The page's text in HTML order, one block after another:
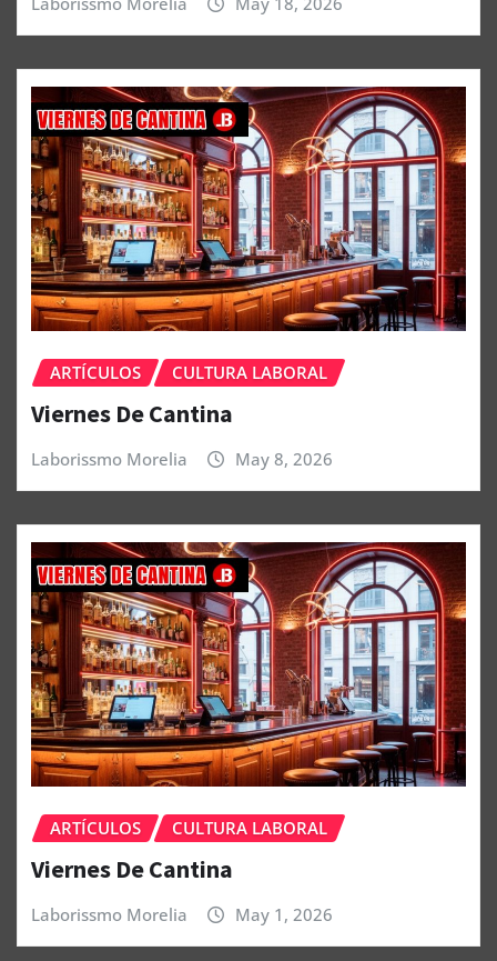
ARTÍCULOS CULTURA LABORAL
Viernes De Cantina
Laborissmo Morelia May 8, 2026
ARTÍCULOS CULTURA LABORAL
Viernes De Cantina
Laborissmo Morelia May 1, 2026